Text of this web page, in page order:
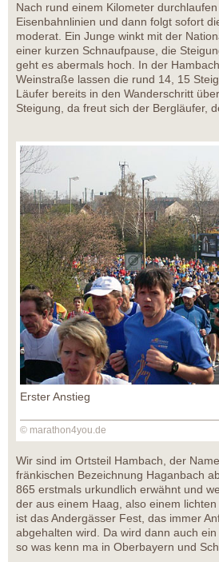
Nach rund einem Kilometer
Eisenbahnlinien und dann folgt sofort
moderat. Ein Junge winkt mit der
einer kurzen Schnaufpause, die
geht es abermals hoch. In der
Weinstraße lassen die rund 14, 15
Läufer bereits in den Wanderschritt
Steigung, da freut sich der Bergläufer,
Erster Anstieg
© marathon4you.de
Wir sind im Ortsteil Hambach, der
fränkischen Bezeichnung Haganbach
865 erstmals urkundlich erwähnt und
der aus einem Haag, also einem
ist das Andergässer Fest, das immer
abgehalten wird. Da wird dann auch
so was kenn ma in Oberbayern und